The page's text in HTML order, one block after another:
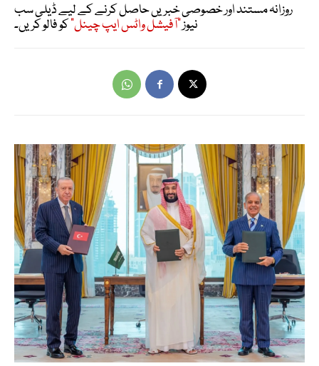
روزانہ مستند اور خصوصی خبریں حاصل کرنے کے لیے ڈیلی سب
نیوز"آفیشل واٹس ایپ چینل"کو فالو کریں۔